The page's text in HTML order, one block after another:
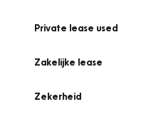
Private lease used
Zakelijke lease
Zekerheid